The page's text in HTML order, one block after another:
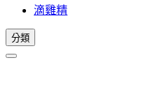
滴雞精
分類